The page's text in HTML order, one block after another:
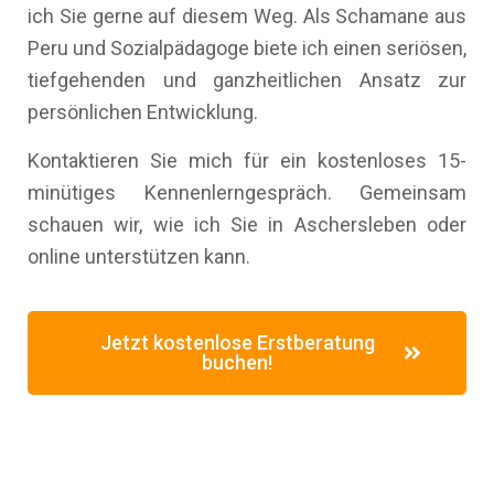
ich Sie gerne auf diesem Weg. Als Schamane aus
Peru und Sozialpädagoge biete ich einen seriösen,
tiefgehenden und ganzheitlichen Ansatz zur
persönlichen Entwicklung.
Kontaktieren Sie mich für ein kostenloses 15-
minütiges Kennenlerngespräch. Gemeinsam
schauen wir, wie ich Sie in Aschersleben oder
online unterstützen kann.
Jetzt kostenlose Erstberatung
buchen!